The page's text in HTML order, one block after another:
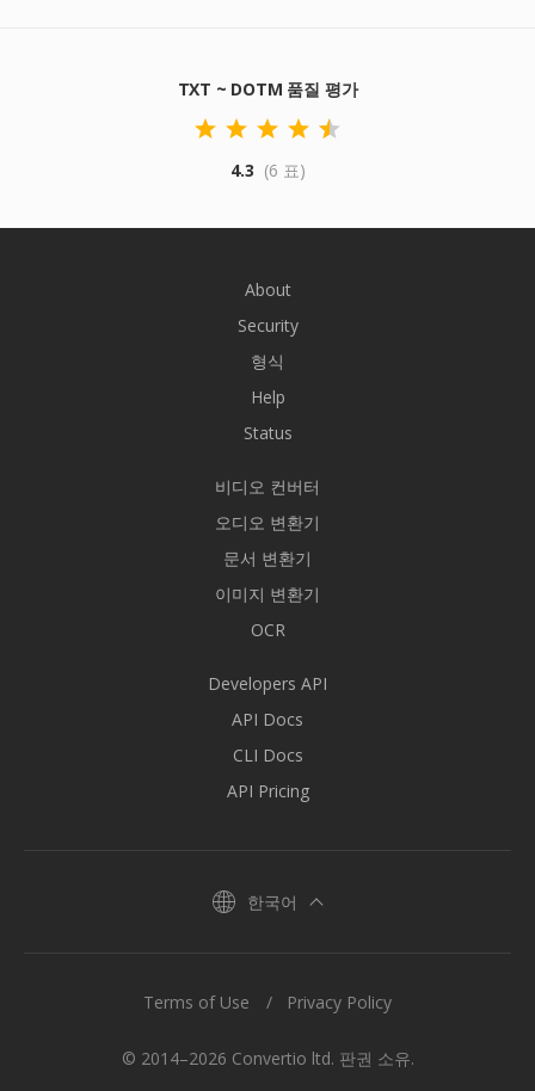
TXT ~ DOTM 품질 평가
4.3 (6 표)
About
Security
형식
Help
Status
비디오 컨버터
오디오 변환기
문서 변환기
이미지 변환기
OCR
Developers API
API Docs
CLI Docs
API Pricing
한국어
© 2014–2026 Convertio ltd. 판권 소유.
Terms of Use Privacy Policy